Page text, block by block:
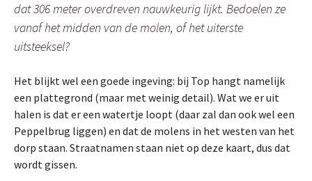
dat 306 meter overdreven nauwkeurig lijkt. Bedoelen ze
vanaf het midden van de molen, of het uiterste
uitsteeksel?
Het blijkt wel een goede ingeving: bij Top hangt namelijk
een plattegrond (maar met weinig detail). Wat we er uit
halen is dat er een watertje loopt (daar zal dan ook wel een
Peppelbrug liggen) en dat de molens in het westen van het
dorp staan. Straatnamen staan niet op deze kaart, dus dat
wordt gissen.